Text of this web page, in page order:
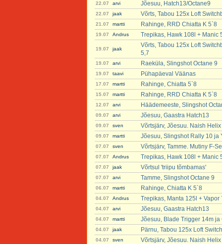
22.07 arvi Jõesuu, Hatch13/Octane9
22.07 jaak Võrts, Tabou 125x Loft
21.07 martti Rahinge, RRD Chiatta K 5`8
19.07 Andrus Trepikas, Hawk 108l + Manic
19.07 jaak
Võrts, Tabou 125x Loft
5,7
19.07 arvi Raeküla, Slingshot Octane 9
19.07 taavi Pühapäeval Väänas
17.07 martti Rahinge, Chiatta 5`8
15.07 martti Rahinge, RRD Chiatta K 5`8
12.07 arvi Häädemeeste, Slingshot
09.07 arvi Jõesuu, Gaastra Hatch13
09.07 sven Võrtsjärv, Jõesuu. Naish
09.07 martti Jõesuu, Slingshot Rally 10 ja
07.07 sven Võrtsjärv, Tamme. Mutiny F-
07.07 Andrus Trepikas, Hawk 108l + Manic
07.07 jaak Võrtsul 'triipu tõmbamas'
07.07 arvi Tamme, Slingshot Octane 9
06.07 martti Rahinge, Chiatta K 5`8
04.07 Andrus Trepikas, Manta 125l + Vapor
04.07 arvi Jõesuu, Gaastra Hatch13
04.07 martti Jõesuu, Blade Trigger 14m ja
04.07 jaak Pärnu, Tabou 125x Loft
04.07 sven Võrtsjärv, Jõesuu. Naish